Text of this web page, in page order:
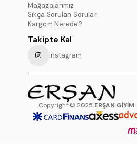
Mağazalarımız
Sıkça Sorulan Sorular
Kargom Nerede?
Takipte Kal
Instagram
Copyright © 2025 ERŞAN GİYİM